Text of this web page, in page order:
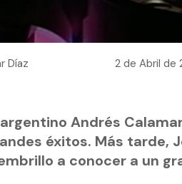
Díaz 2 de Abril de
argentino Andrés
éxitos. Más tarde,
a conocer a un